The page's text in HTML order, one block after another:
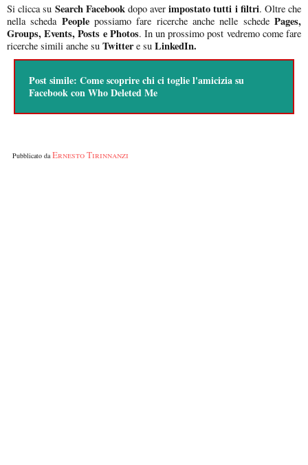
Si clicca su Search Facebookdopo averimpostato tutti i filtri. Oltre che
nella scheda Peoplepossiamo fare ricerche anche nelle schedePages,
Groups, Events, Posts e Photos. In un prossimo post vedremo come fare
ricerche simili anche su Twittere su LinkedIn.
Post simile: Come scoprire chi ci toglie l'amicizia su
Facebook con Who Deleted Me
Pubblicato daErnesto Tirinnanzi